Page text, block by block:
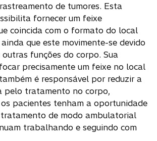
de tumores. Esta
fornecer um feixe
coincida com o formato do local
que este movimente-se devido
funções do corpo. Sua
precisamente um feixe no local
é responsável por reduzir a
pelo tratamento no corpo,
pacientes tenham a oportunidade
de modo ambulatorial
trabalhando e seguindo com